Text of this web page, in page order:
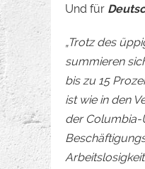
Und für
„Trotz des
summieren
bis zu 15
ist wie in den
der Columbia-